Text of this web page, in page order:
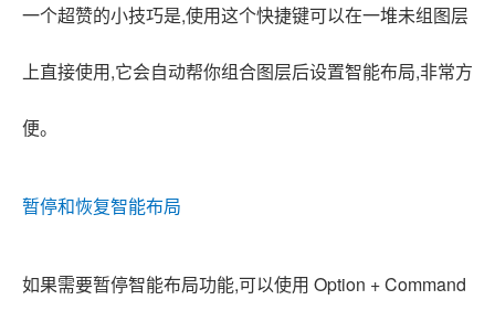
一个超赞的小技巧是,使用这个快捷键可以在一堆未组图层
上直接使用,它会自动帮你组合图层后设置智能布局,非常方
便。
暂停和恢复智能布局
如果需要暂停智能布局功能,可以使用 Option + Command